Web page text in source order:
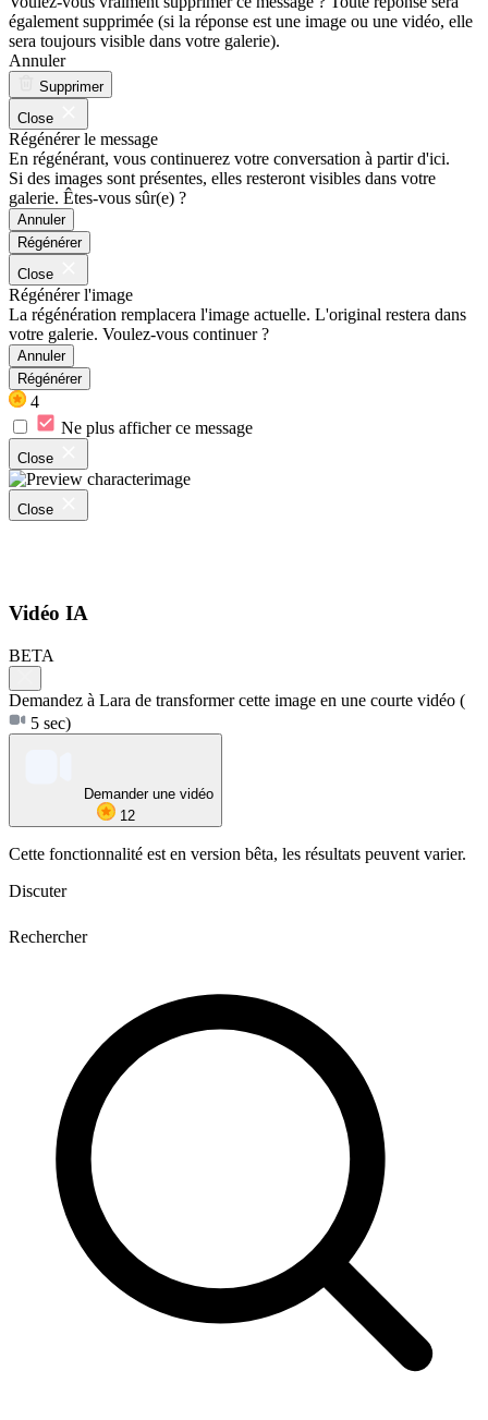
également supprimée (si la réponse est une image ou une vidéo, elle
sera toujours visible dans votre galerie).
Annuler
Supprimer
Close
Régénérer le message
En régénérant, vous continuerez votre conversation à partir d'ici.
Si des images sont présentes, elles resteront visibles dans votre
galerie. Êtes-vous sûr(e) ?
Annuler
Régénérer
Close
Régénérer l'image
La régénération remplacera l'image actuelle. L'original restera dans
votre galerie. Voulez-vous continuer ?
Annuler
Régénérer
4
Ne plus afficher ce message
Close
Close
Vidéo IA
BETA
Demandez à Lara de transformer cette image en une courte vidéo (
5 sec)
Demander une vidéo
12
Cette fonctionnalité est en version bêta, les résultats peuvent varier.
Discuter
Rechercher